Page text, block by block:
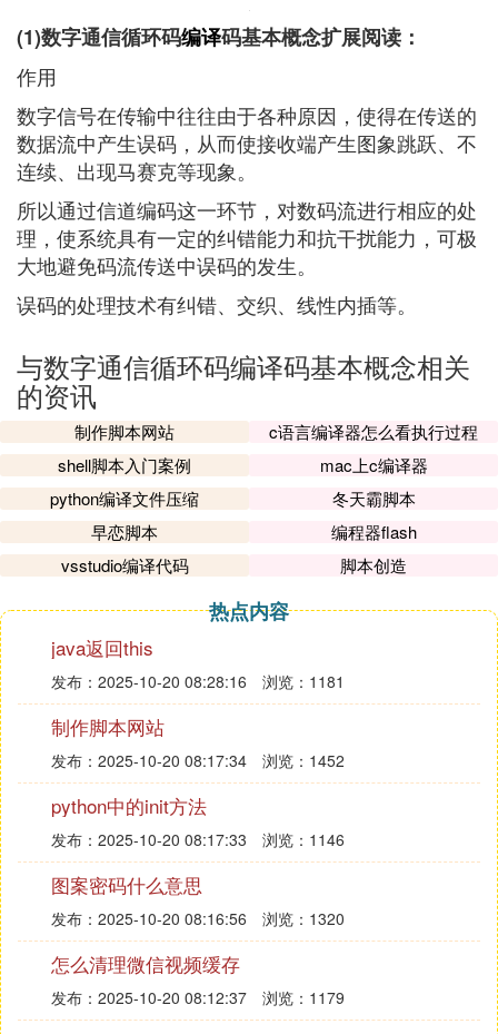
(1)数字通信循环码编译码基本概念扩展阅读：
作用
数字信号在传输中往往由于各种原因，使得在传送的
数据流中产生误码，从而使接收端产生图象跳跃、不
连续、出现马赛克等现象。
所以通过信道编码这一环节，对数码流进行相应的处
理，使系统具有一定的纠错能力和抗干扰能力，可极
大地避免码流传送中误码的发生。
误码的处理技术有纠错、交织、线性内插等。
与数字通信循环码编译码基本概念相关
的资讯
制作脚本网站
c语言编译器怎么看执行过程
shell脚本入门案例
mac上c编译器
python编译文件压缩
冬天霸脚本
早恋脚本
编程器flash
vsstudio编译代码
脚本创造
热点内容
java返回this
发布：2025-10-20 08:28:16 浏览：1181
制作脚本网站
发布：2025-10-20 08:17:34 浏览：1452
python中的init方法
发布：2025-10-20 08:17:33 浏览：1146
图案密码什么意思
发布：2025-10-20 08:16:56 浏览：1320
怎么清理微信视频缓存
发布：2025-10-20 08:12:37 浏览：1179